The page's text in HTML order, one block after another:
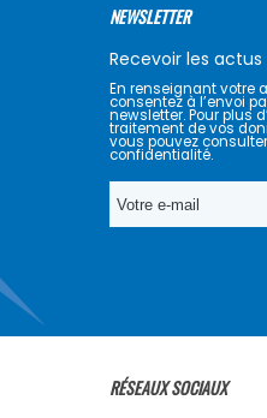
NEWSLETTER
Recevoir les
En renseignant votre
consentez à l’envoi
newsletter. Pour plus
traitement de vos
vous pouvez
confidentialité.
RÉSEAUX SOCIAUX